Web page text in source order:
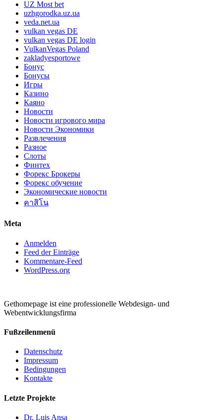
UZ Most bet
uzhgorodka.uz.ua
veda.net.ua
vulkan vegas DE
vulkan vegas DE login
VulkanVegas Poland
zakladyesportowe
Бонус
Бонусы
Игры
Казино
Каяно
Новости
Новости игрового мира
Новости Экономики
Развлечения
Разное
Слоты
Финтех
Форекс Брокеры
Форекс обучение
Экономические новости
คาสิโน
Meta
Anmelden
Feed der Einträge
Kommentare-Feed
WordPress.org
Gethomepage ist eine professionelle Webdesign- und
Webentwicklungsfirma
Fußzeilenmenü
Datenschutz
Impressum
Bedingungen
Kontakte
Letzte Projekte
Dr. Luis Ansa